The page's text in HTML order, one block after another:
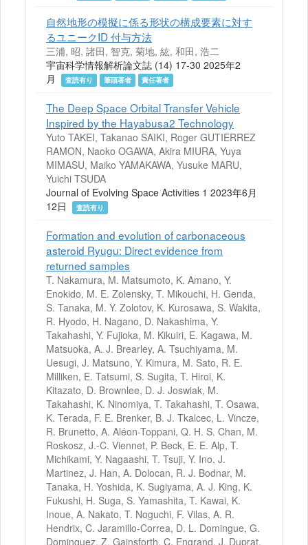
自然地形の模擬に係る形状の構成要素に対す
るユニークID 付与方法
三浦, 昭, 諸田, 智克, 菊地, 紘, 和田, 浩二
宇宙科学情報解析論文誌 (14) 17-30 2025年2
月
査読有り 筆頭著者 責任著者
The Deep Space Orbital Transfer Vehicle
Inspired by the Hayabusa2 Technology
Yuto TAKEI, Takanao SAIKI, Roger GUTIERREZ
RAMON, Naoko OGAWA, Akira MIURA, Yuya
MIMASU, Maiko YAMAKAWA, Yusuke MARU,
Yuichi TSUDA
Journal of Evolving Space Activities 1 2023年6月
12日
査読有り
Formation and evolution of carbonaceous
asteroid Ryugu: Direct evidence from
returned samples
T. Nakamura, M. Matsumoto, K. Amano, Y.
Enokido, M. E. Zolensky, T. Mikouchi, H. Genda,
S. Tanaka, M. Y. Zolotov, K. Kurosawa, S. Wakita,
R. Hyodo, H. Nagano, D. Nakashima, Y.
Takahashi, Y. Fujioka, M. Kikuiri, E. Kagawa, M.
Matsuoka, A. J. Brearley, A. Tsuchiyama, M.
Uesugi, J. Matsuno, Y. Kimura, M. Sato, R. E.
Milliken, E. Tatsumi, S. Sugita, T. Hiroi, K.
Kitazato, D. Brownlee, D. J. Joswiak, M.
Takahashi, K. Ninomiya, T. Takahashi, T. Osawa,
K. Terada, F. E. Brenker, B. J. Tkalcec, L. Vincze,
R. Brunetto, A. Aléon-Toppani, Q. H. S. Chan, M.
Roskosz, J.-C. Viennet, P. Beck, E. E. Alp, T.
Michikami, Y. Nagaashi, T. Tsuji, Y. Ino, J.
Martinez, J. Han, A. Dolocan, R. J. Bodnar, M.
Tanaka, H. Yoshida, K. Sugiyama, A. J. King, K.
Fukushi, H. Suga, S. Yamashita, T. Kawai, K.
Inoue, A. Nakato, T. Noguchi, F. Vilas, A. R.
Hendrix, C. Jaramillo-Correa, D. L. Domingue, G.
Dominguez, Z. Gainsforth, C. Engrand, J. Duprat,